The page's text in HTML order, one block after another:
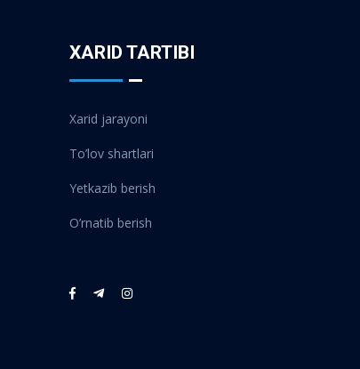
XARID TARTIBI
Xarid jarayoni
To’lov shartlari
Yetkazib berish
O’rnatib berish